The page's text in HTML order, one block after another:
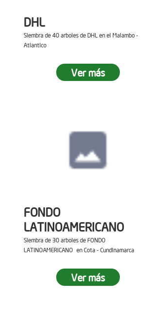
DHL
Siembra de 40 arboles de DHL en el Malambo -
Atlantico
Ver más
FONDO
LATINOAMERICANO
Siembra de 30 arboles de FONDO
LATINOAMERICANO en Cota - Cundinamarca
Ver más